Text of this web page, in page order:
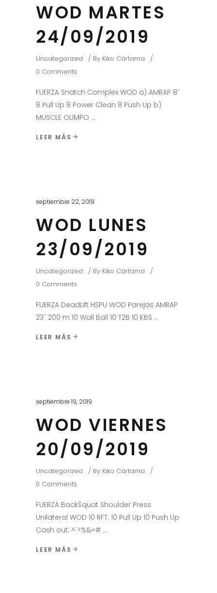
WOD MARTES
24/09/2019
Uncategorized By Kiko Cártama
0 Comments
FUERZA Snatch Complex WOD a) AMRAP 8´
8 Pull Up 8 Power Clean 8 Push Up b)
MUSCLE OLIMPO
LEER MÁS
septiembre 22, 2019
WOD LUNES
23/09/2019
Uncategorized By Kiko Cártama
0 Comments
FUERZA DeadLift HSPU WOD Parejas AMRAP
23´ 200 m 10 Wall Ball 10 T2B 10 KBS
LEER MÁS
septiembre 19, 2019
WOD VIERNES
20/09/2019
Uncategorized By Kiko Cártama
0 Comments
FUERZA BackSquat Shoulder Press
Unilateral WOD 10 RFT: 10 Pull Up 10 Push Up
Cash out: ^`<%&=#
LEER MÁS